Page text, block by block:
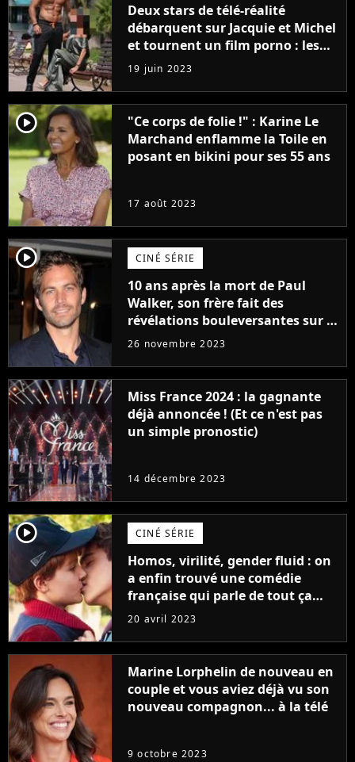
Deux stars de télé-réalité
débarquent sur Jacquie et Michel
et tournent un film porno : les
premières images du tournage
(exclu)
19 juin 2023
player2
"Ce corps de folie !" : Karine Le
Marchand enflamme la Toile en
posant en bikini pour ses 55 ans
17 août 2023
player2 CINÉ SÉRIE
10 ans après la mort de Paul
Walker, son frère fait des
révélations bouleversantes sur la
réaction des acteurs de Fast and
26 novembre 2023
Miss France 2024 : la gagnante
déjà annoncée ! (Et ce n'est pas
un simple pronostic)
14 décembre 2023
player2 CINÉ SÉRIE
Homos, virilité, gender fluid : on
a enfin trouvé une comédie
française qui parle de tout ça
sans être super ringarde
20 avril 2023
Marine Lorphelin de nouveau en
couple et vous aviez déjà vu son
nouveau compagnon... à la télé
9 octobre 2023